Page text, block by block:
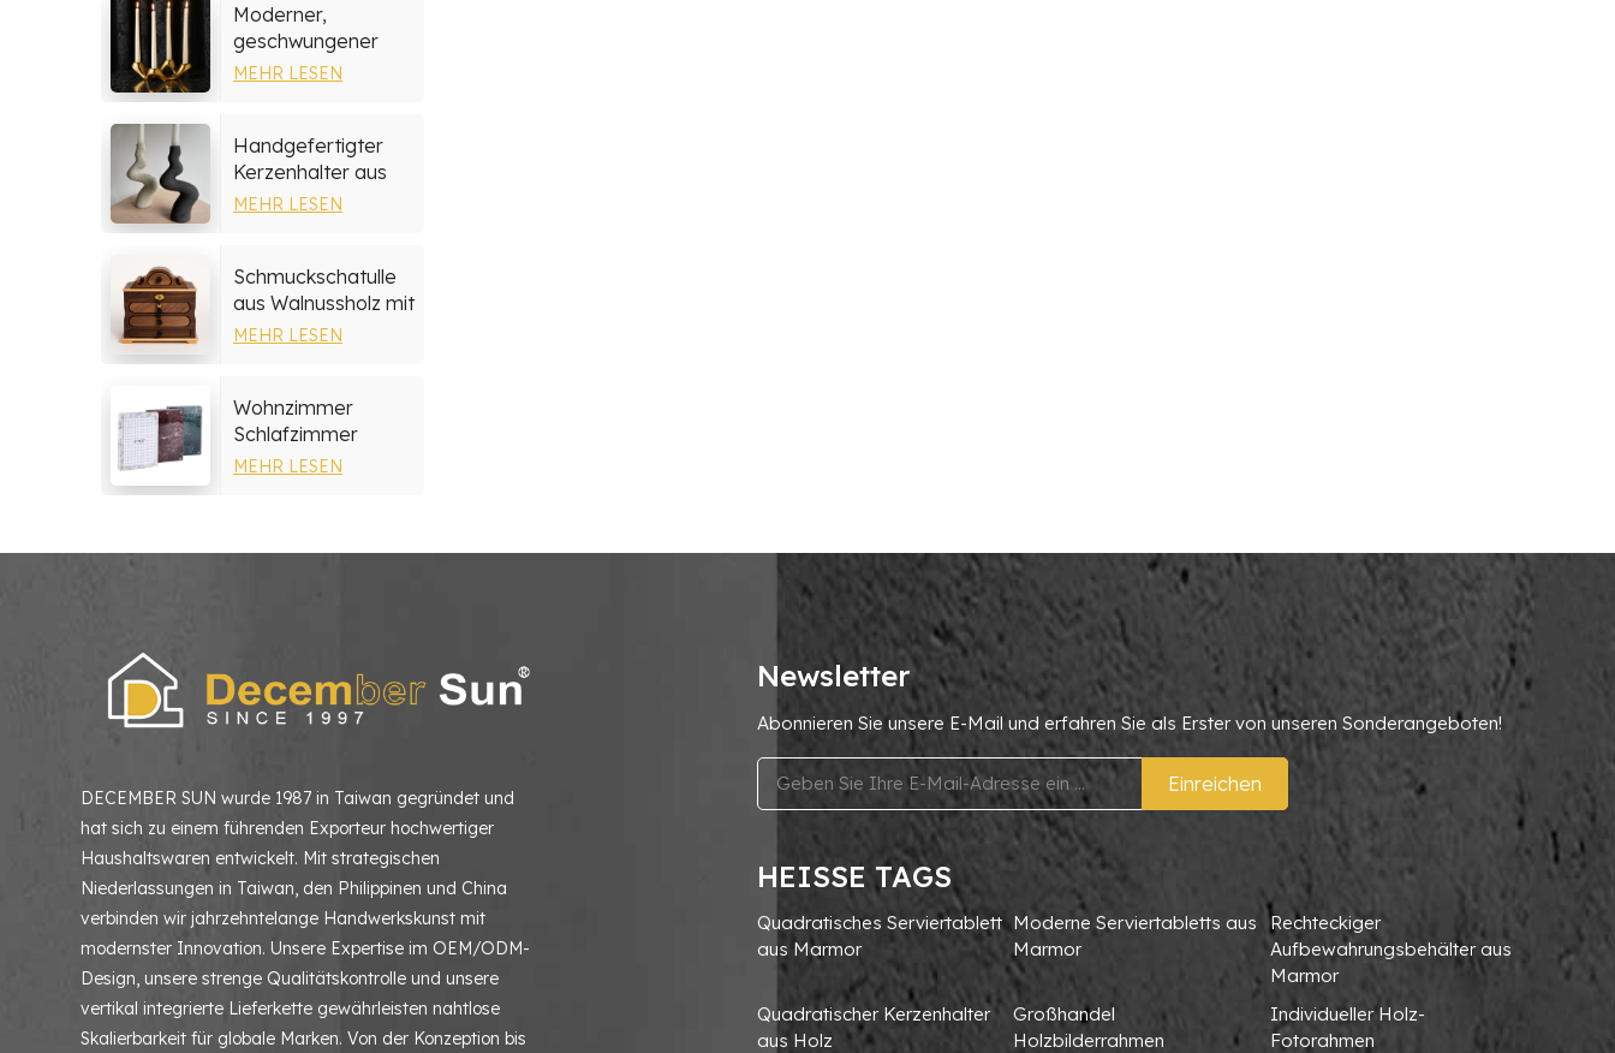
Moderner,
geschwungener
Kerzenhalter aus
MEHR LESEN
Handgefertigter
Kerzenhalter aus
Steingut
MEHR LESEN
Schmuckschatulle
aus Walnussholz mit
mehrschichtigen
MEHR LESEN
Wohnzimmer
Schlafzimmer
Wohnkultur Marmor
MEHR LESEN
DECEMBER SUN wurde 1987 in Taiwan gegründet und
hat sich zu einem führenden Exporteur hochwertiger
Haushaltswaren entwickelt. Mit strategischen
Niederlassungen in Taiwan, den Philippinen und China
verbinden wir jahrzehntelange Handwerkskunst mit
modernster Innovation. Unsere Expertise im OEM/ODM-
Design, unsere strenge Qualitätskontrolle und unsere
vertikal integrierte Lieferkette gewährleisten nahtlose
Skalierbarkeit für globale Marken. Von der Konzeption bis
Newsletter
Abonnieren Sie unsere E-Mail und erfahren Sie als Erster von unseren Sonderangeboten!
Einreichen
HEISSE TAGS
Quadratisches Serviertablett
aus Marmor
Moderne Serviertabletts aus
Marmor
Rechteckiger
Aufbewahrungsbehälter aus
Marmor
Quadratischer Kerzenhalter
aus Holz
Großhandel
Holzbilderrahmen
Individueller Holz-
Fotorahmen